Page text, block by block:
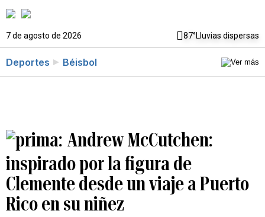
7 de agosto de 2026 87°Lluvias dispersas
Deportes Béisbol
Andrew McCutchen:
inspirado por la figura de
Clemente desde un viaje a Puerto
Rico en su niñez